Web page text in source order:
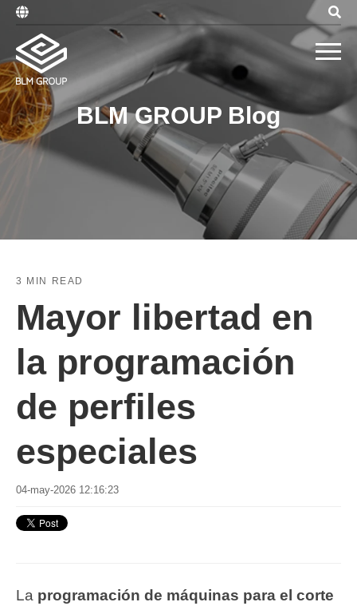
BLM GROUP Blog
3 MIN READ
Mayor libertad en
la programación
de perfiles
especiales
04-may-2026 12:16:23
La programación de máquinas para el corte